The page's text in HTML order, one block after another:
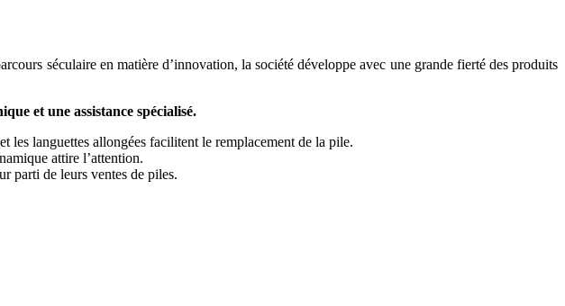
séculaire en matière d’innovation, la société développe avec une grande fierté des produits
et une assistance spécialisé.
les languettes allongées facilitent le remplacement de la pile.
attire l’attention.
parti de leurs ventes de piles.